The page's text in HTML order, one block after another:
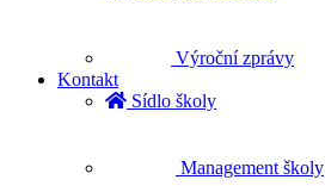
Výroční zprávy
Kontakt
Sídlo školy
Management školy